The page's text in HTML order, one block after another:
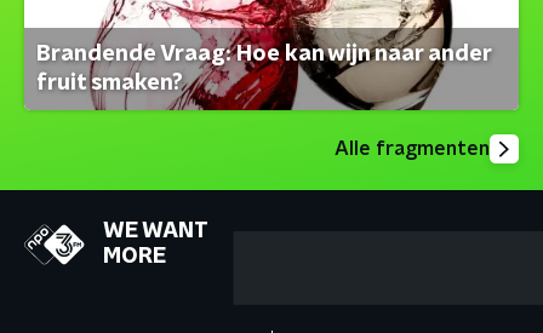
Brandende Vraag: Hoe kan wijn naar ander
fruit smaken?
Alle fragmenten
WE WANT
MORE